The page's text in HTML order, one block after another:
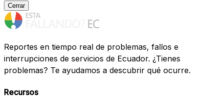
Cerrar
Reportes en tiempo real de problemas, fallos e
interrupciones de servicios de Ecuador. ¿Tienes
problemas? Te ayudamos a descubrir qué ocurre.
Recursos